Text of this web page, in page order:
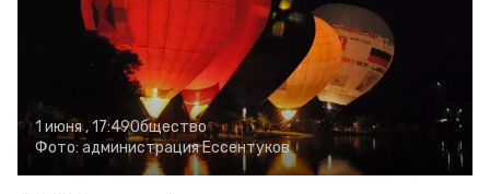
1 июня , 17:49Общество
Фото: администрация Ессентуков